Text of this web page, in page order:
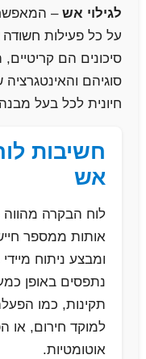
לגילוי אש –
על כל פעילות חשודה
סיכונים הם
סוגיהם
חיונית לכל בעל
חשיבות
אש
לוח הבקרה
אותות ממספר
ומבצע ניתוח
נתפסים באופן
תקינות, כמו
למוקד חירום, או
אוטומטיות.